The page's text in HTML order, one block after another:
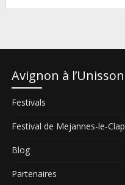
Avignon à l’Unisson
Festivals
Festival de Mejannes-le-Clap
Blog
Partenaires